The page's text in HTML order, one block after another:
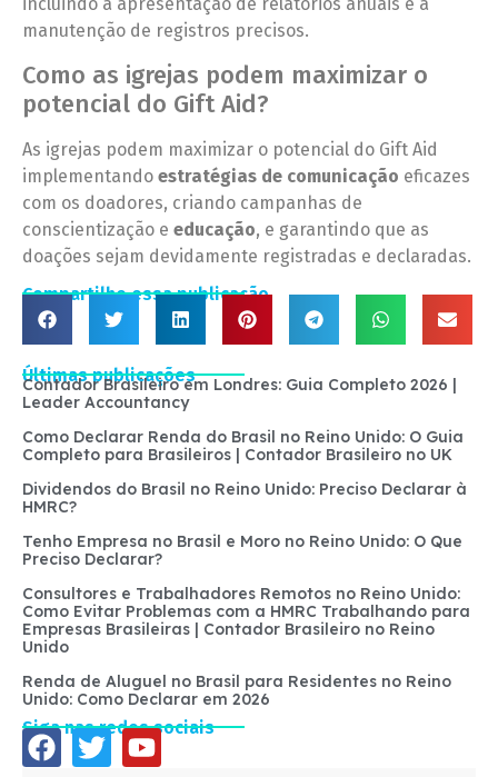
manutenção de registros precisos.
Como as igrejas podem maximizar o
potencial do Gift Aid?
As igrejas podem maximizar o potencial do Gift Aid
implementando estratégias de comunicação eficazes
com os doadores, criando campanhas de
conscientização e educação, e garantindo que as
doações sejam devidamente registradas e declaradas.
Compartilhe essa publicação
Últimas publicações
Contador Brasileiro em Londres: Guia Completo 2026 |
Leader Accountancy
Como Declarar Renda do Brasil no Reino Unido: O Guia
Completo para Brasileiros | Contador Brasileiro no UK
Dividendos do Brasil no Reino Unido: Preciso Declarar à
HMRC?
Tenho Empresa no Brasil e Moro no Reino Unido: O Que
Preciso Declarar?
Consultores e Trabalhadores Remotos no Reino Unido:
Como Evitar Problemas com a HMRC Trabalhando para
Empresas Brasileiras | Contador Brasileiro no Reino
Unido
Renda de Aluguel no Brasil para Residentes no Reino
Unido: Como Declarar em 2026
Siga nas redes sociais